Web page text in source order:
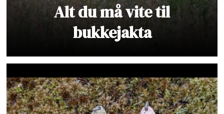
Alt du må vite til
bukkejakta